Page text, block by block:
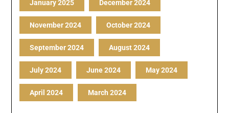
January 2025 December 2024
November 2024 October 2024
September 2024 August 2024
July 2024 June 2024 May 2024
April 2024 March 2024